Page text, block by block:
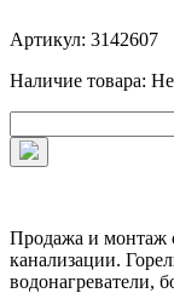
Артикул: 3142607
Наличие товара:
Продажа и монтаж
канализации.
водонагреватели,